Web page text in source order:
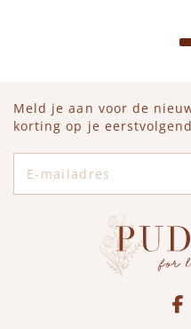
Meld je aan voor de
korting op je
See